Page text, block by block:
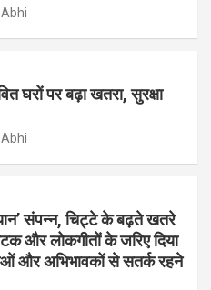
घरों पर बढ़ा खतरा, सुरक्षा
संपन्न, चिट्टे के बढ़ते खतरे
और लोकगीतों के जरिए दिया
और अभिभावकों से सतर्क रहने